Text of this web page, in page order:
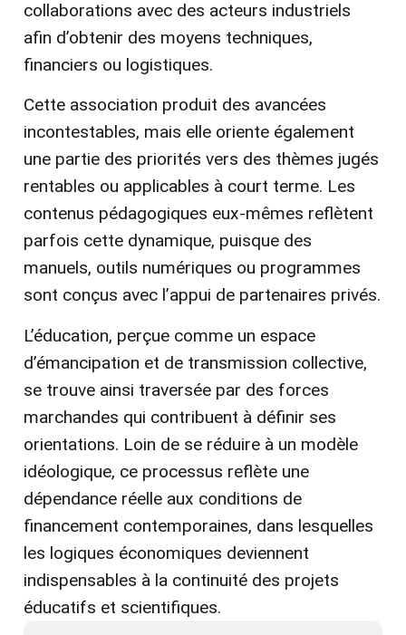
collaborations avec des acteurs industriels
afin d’obtenir des moyens techniques,
financiers ou logistiques.
Cette association produit des avancées
incontestables, mais elle oriente également
une partie des priorités vers des thèmes jugés
rentables ou applicables à court terme. Les
contenus pédagogiques eux-mêmes reflètent
parfois cette dynamique, puisque des
manuels, outils numériques ou programmes
sont conçus avec l’appui de partenaires privés.
L’éducation, perçue comme un espace
d’émancipation et de transmission collective,
se trouve ainsi traversée par des forces
marchandes qui contribuent à définir ses
orientations. Loin de se réduire à un modèle
idéologique, ce processus reflète une
dépendance réelle aux conditions de
financement contemporaines, dans lesquelles
les logiques économiques deviennent
indispensables à la continuité des projets
éducatifs et scientifiques.